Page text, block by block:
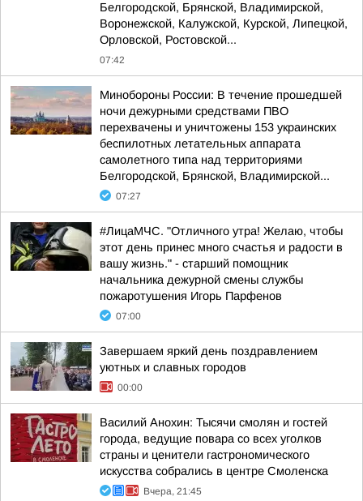
Белгородской, Брянской, Владимирской,
Воронежской, Калужской, Курской, Липецкой,
Орловской, Ростовской...
07:42
Минобороны России: В течение прошедшей
ночи дежурными средствами ПВО
перехвачены и уничтожены 153 украинских
беспилотных летательных аппарата
самолетного типа над территориями
Белгородской, Брянской, Владимирской...
07:27
#ЛицаМЧС. "Отличного утра! Желаю, чтобы
этот день принес много счастья и радости в
вашу жизнь." - старший помощник
начальника дежурной смены службы
пожаротушения Игорь Парфенов
07:00
Завершаем яркий день поздравлением
уютных и славных городов
00:00
Василий Анохин: Тысячи смолян и гостей
города, ведущие повара со всех уголков
страны и ценители гастрономического
искусства собрались в центре Смоленска
Вчера, 21:45